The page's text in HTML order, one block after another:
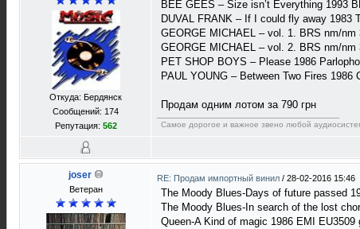
Откуда: Бердянск
Сообщений: 174
Репутация: 562
BEE GEES – Size isn’t Everything 1993
DUVAL FRANK – If I could fly away 1983
GEORGE MICHAEL – vol. 1. BRS nm/nm
GEORGE MICHAEL – vol. 2. BRS nm/nm
PET SHOP BOYS – Please 1986
PAUL YOUNG – Between Two Fires 1986
Продам одним лотом за 790 грн
Самое дорогое и важное звено любой
joser
Ветеран
RE: Продам импортный винил / 28-02-2016 15:46
The Moody Blues-Days of future passed
The Moody Blues-In search of the lost
Queen-A Kind of magic 1986 EMI